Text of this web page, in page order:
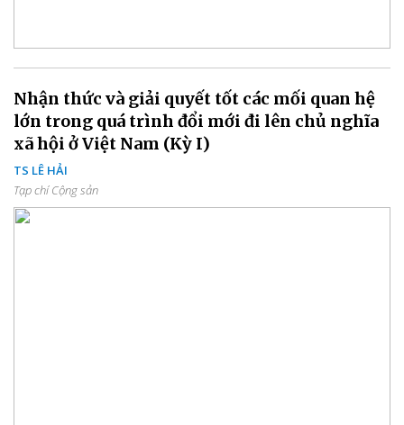
Nhận thức và giải quyết tốt các mối quan hệ
lớn trong quá trình đổi mới đi lên chủ nghĩa
xã hội ở Việt Nam (Kỳ I)
TS LÊ HẢI
Tạp chí Cộng sản